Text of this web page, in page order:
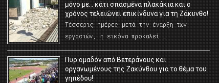
μόνο με… κάτι σπασμένα πλακάκια και ο
χρόνος τελειώνει επικίνδυνα για τη Ζάκυνθο!
Τέσσερις ημέρες μετά την έναρξη των
εργασιών, η εικόνα προκαλεί …
Πυρ ομαδόν από Βετεράνους και
οργανωμένους της Ζακύνθου για το θέμα του
γηπέδου!